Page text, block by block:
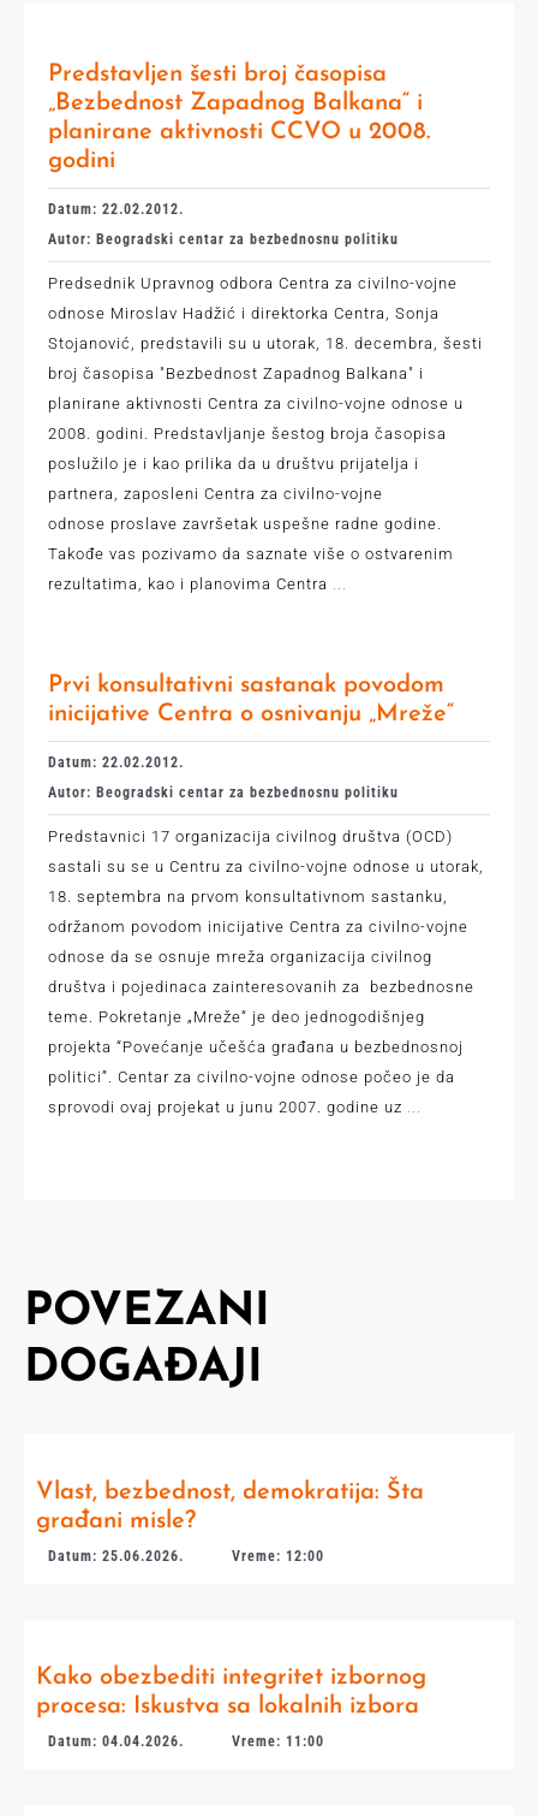
Predstavljen šesti broj časopisa
„Bezbednost Zapadnog Balkana“ i
planirane aktivnosti CCVO u 2008.
godini
Datum: 22.02.2012.
Autor: Beogradski centar za bezbednosnu politiku
Predsednik Upravnog odbora Centra za civilno-vojne
odnose Miroslav Hadžić i direktorka Centra, Sonja
Stojanović, predstavili su u utorak, 18. decembra, šesti
broj časopisa "Bezbednost Zapadnog Balkana" i
planirane aktivnosti Centra za civilno-vojne odnose u
2008. godini. Predstavljanje šestog broja časopisa
poslužilo je i kao prilika da u društvu prijatelja i
partnera, zaposleni Centra za civilno-vojne
odnose proslave završetak uspešne radne godine.
Takođe vas pozivamo da saznate više o ostvarenim
rezultatima, kao i planovima Centra
Prvi konsultativni sastanak povodom
inicijative Centra o osnivanju „Mreže“
Datum: 22.02.2012.
Autor: Beogradski centar za bezbednosnu politiku
Predstavnici 17 organizacija civilnog društva (OCD)
sastali su se u Centru za civilno-vojne odnose u utorak,
18. septembra na prvom konsultativnom sastanku,
održanom povodom inicijative Centra za civilno-vojne
odnose da se osnuje mreža organizacija civilnog
društva i pojedinaca zainteresovanih za bezbednosne
teme. Pokretanje „Mreže“ je deo jednogodišnjeg
projekta “Povećanje učešća građana u bezbednosnoj
politici”. Centar za civilno-vojne odnose počeo je da
sprovodi ovaj projekat u junu 2007. godine uz
POVEZANI
DOGAĐAJI
Vlast, bezbednost, demokratija: Šta
građani misle?
Datum: 25.06.2026. Vreme: 12:00
Kako obezbediti integritet izbornog
procesa: Iskustva sa lokalnih izbora
Datum: 04.04.2026. Vreme: 11:00